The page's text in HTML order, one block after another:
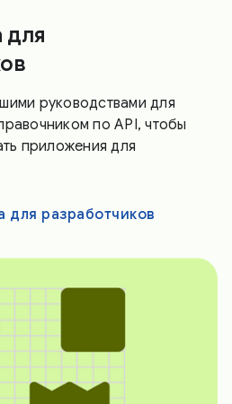
для
руководствами для
по API, чтобы
приложения для
для разработчиков